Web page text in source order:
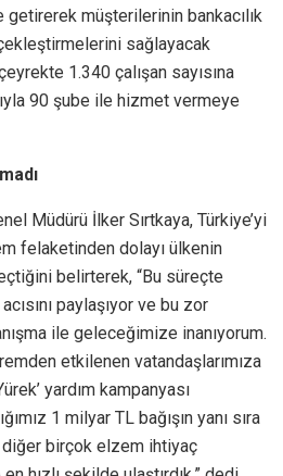
getirerek müşterilerinin bankacılık
sağlayacak
1.340 çalışan sayısına
90 şube ile hizmet vermeye
Müdürü İlker Sırtkaya, Türkiye’yi
felaketinden dolayı ülkenin
belirterek, “Bu süreçte
paylaşıyor ve bu zor
ile geleceğimize inanıyorum.
etkilenen vatandaşlarımıza
yardım kampanyası
1 milyar TL bağışın yanı sıra
diğer birçok elzem ihtiyaç